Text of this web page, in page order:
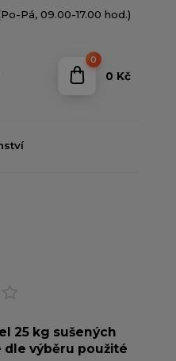
Pá, 09.00-17.00 hod.)
0
0 Kč
25 kg sušených
dle výběru použité